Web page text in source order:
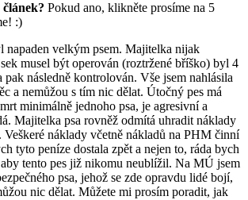
Pokud ano, klikněte prosíme na 5
:)
napaden velkým psem. Majitelka nijak
musel být operován (roztržené bříško) byl 4
následně kontrolován. Vše jsem nahlásila
a nemůžou s tím nic dělat. Útočný pes má
minimálně jednoho psa, je agresivní a
Majitelka psa rovněž odmítá uhradit náklady
Veškeré náklady včetně nákladů na PHM činní
tyto peníze dostala zpět a nejen to, ráda bych
tento pes již nikomu neublížil. Na MÚ jsem
psa, jehož se zde opravdu lidé bojí,
nic dělat. Můžete mi prosím poradit, jak